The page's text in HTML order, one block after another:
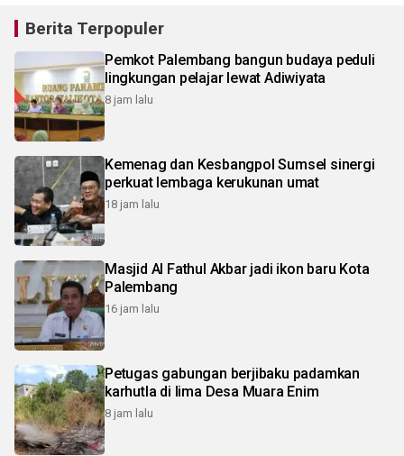
Berita Terpopuler
Pemkot Palembang bangun budaya peduli
lingkungan pelajar lewat Adiwiyata
8 jam lalu
Kemenag dan Kesbangpol Sumsel sinergi
perkuat lembaga kerukunan umat
18 jam lalu
Masjid Al Fathul Akbar jadi ikon baru Kota
Palembang
16 jam lalu
Petugas gabungan berjibaku padamkan
karhutla di lima Desa Muara Enim
8 jam lalu